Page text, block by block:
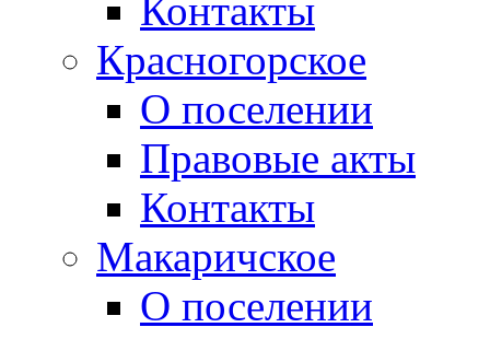
Контакты
Красногорское
О поселении
Правовые акты
Контакты
Макаричское
О поселении